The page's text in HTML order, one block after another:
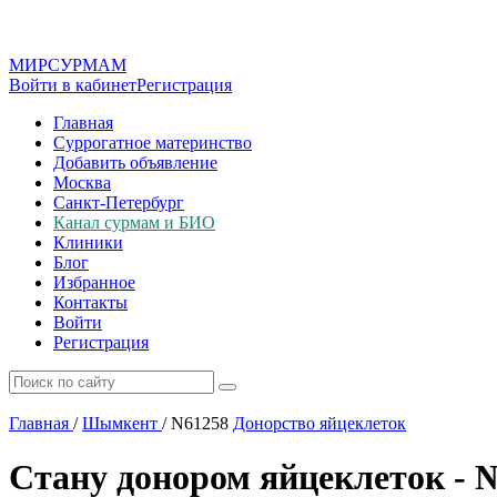
МИРСУРМАМ
Войти в кабинетРегистрация
Главная
Суррогатное материнство
Добавить объявление
Москва
Санкт-Петербург
Канал сурмам и БИО
Клиники
Блог
Избранное
Контакты
Войти
Регистрация
Главная / Шымкент /N61258 Донорство яйцеклеток
Стану донором яйцеклеток -